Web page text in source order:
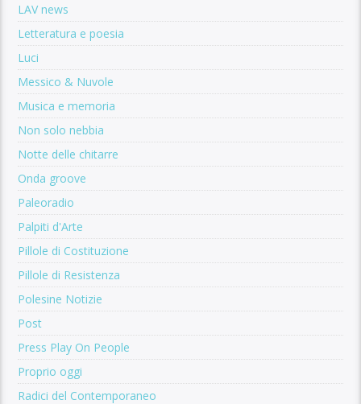
LAV news
Letteratura e poesia
Luci
Messico & Nuvole
Musica e memoria
Non solo nebbia
Notte delle chitarre
Onda groove
Paleoradio
Palpiti d'Arte
Pillole di Costituzione
Pillole di Resistenza
Polesine Notizie
Post
Press Play On People
Proprio oggi
Radici del Contemporaneo